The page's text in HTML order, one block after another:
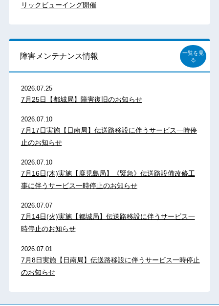
リックビューイング開催
障害メンテナンス情報
一覧を見
る
2026.07.25
7月25日【都城局】障害復旧のお知らせ
2026.07.10
7月17日実施【日南局】伝送路移設に伴うサービス一時停
止のお知らせ
2026.07.10
7月16日(木)実施【鹿児島局】《緊急》伝送路設備改修工
事に伴うサービス一時停止のお知らせ
2026.07.07
7月14日(火)実施【都城局】伝送路移設に伴うサービス一
時停止のお知らせ
2026.07.01
7月8日実施【日南局】伝送路移設に伴うサービス一時停止
のお知らせ